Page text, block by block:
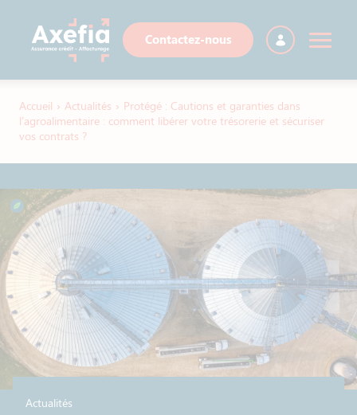
Contactez-nous
Accueil › Actualités › Protégé : Cautions et garanties dans
l’agroalimentaire : comment libérer votre trésorerie et sécuriser
vos contrats ?
Actualités